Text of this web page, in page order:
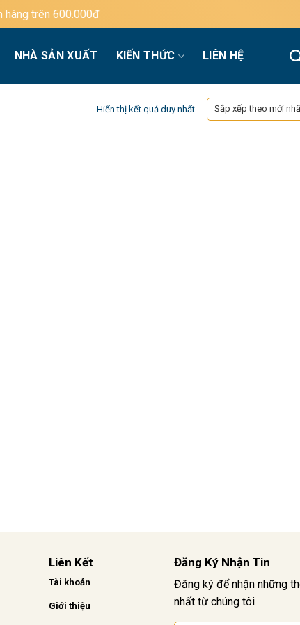
trên 600.000đ
NHÀ SẢN XUẤT KIẾN THỨC LIÊN HỆ
Hiển thị kết quả duy nhất
Liên Kết
Tài khoản
Giới thiệu
Đăng Ký Nhận Tin
Đăng ký để nhận những
nhất từ chúng tôi